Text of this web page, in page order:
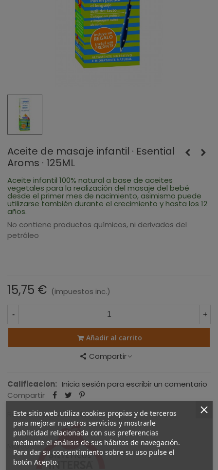
Aceite de masaje infantil · Esential
Aroms · 125ML
Aceite infantil 100% natural a base de aceites
vegetales para la realización del masaje del bebé
desde el primer mes de nacimiento, asimismo puede
utilizarse también durante el crecimiento y hasta los 12
años.
No contiene productos químicos, ni derivados del
petróleo
15,75 € (impuestos inc.)
- +
Añadir al carrito
Compartir
Calificacion: Inicia sesión para escribir un comentario
Compartir
Referencia:amaz2469
Marca:
Este sitio web utiliza cookies propias y de terceros
para mejorar nuestros servicios y mostrarle
publicidad relacionada con sus preferencias
mediante el análisis de sus hábitos de navegación.
Para dar su consentimiento sobre su uso pulse el
botón Acepto.